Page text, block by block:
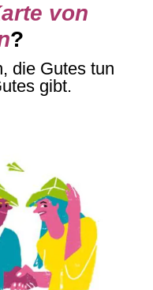
von
?
die Gutes tun
gibt.